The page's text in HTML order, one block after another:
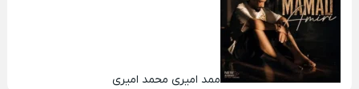
ممد امیری محمد امیری